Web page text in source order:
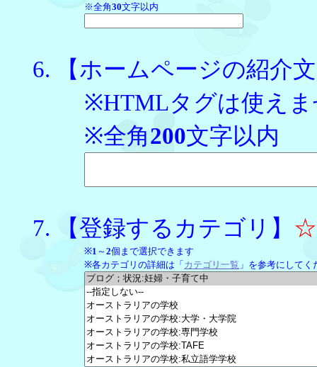
※全角30文字以内
【ホームページの紹介
※HTMLタグは使え
※全角200文字以内
【登録するカテゴリ】 ☆
※1 ～2個まで選択できます
※各カテゴリの詳細は「 カテゴリ一覧 」を参考にしてく